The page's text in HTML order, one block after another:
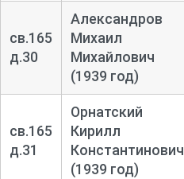
св.165
д.30
Александров
Михаил
Михайлович
(1939 год)
св.165
д.31
Орнатский
Кирилл
Константинович
(1939 год)